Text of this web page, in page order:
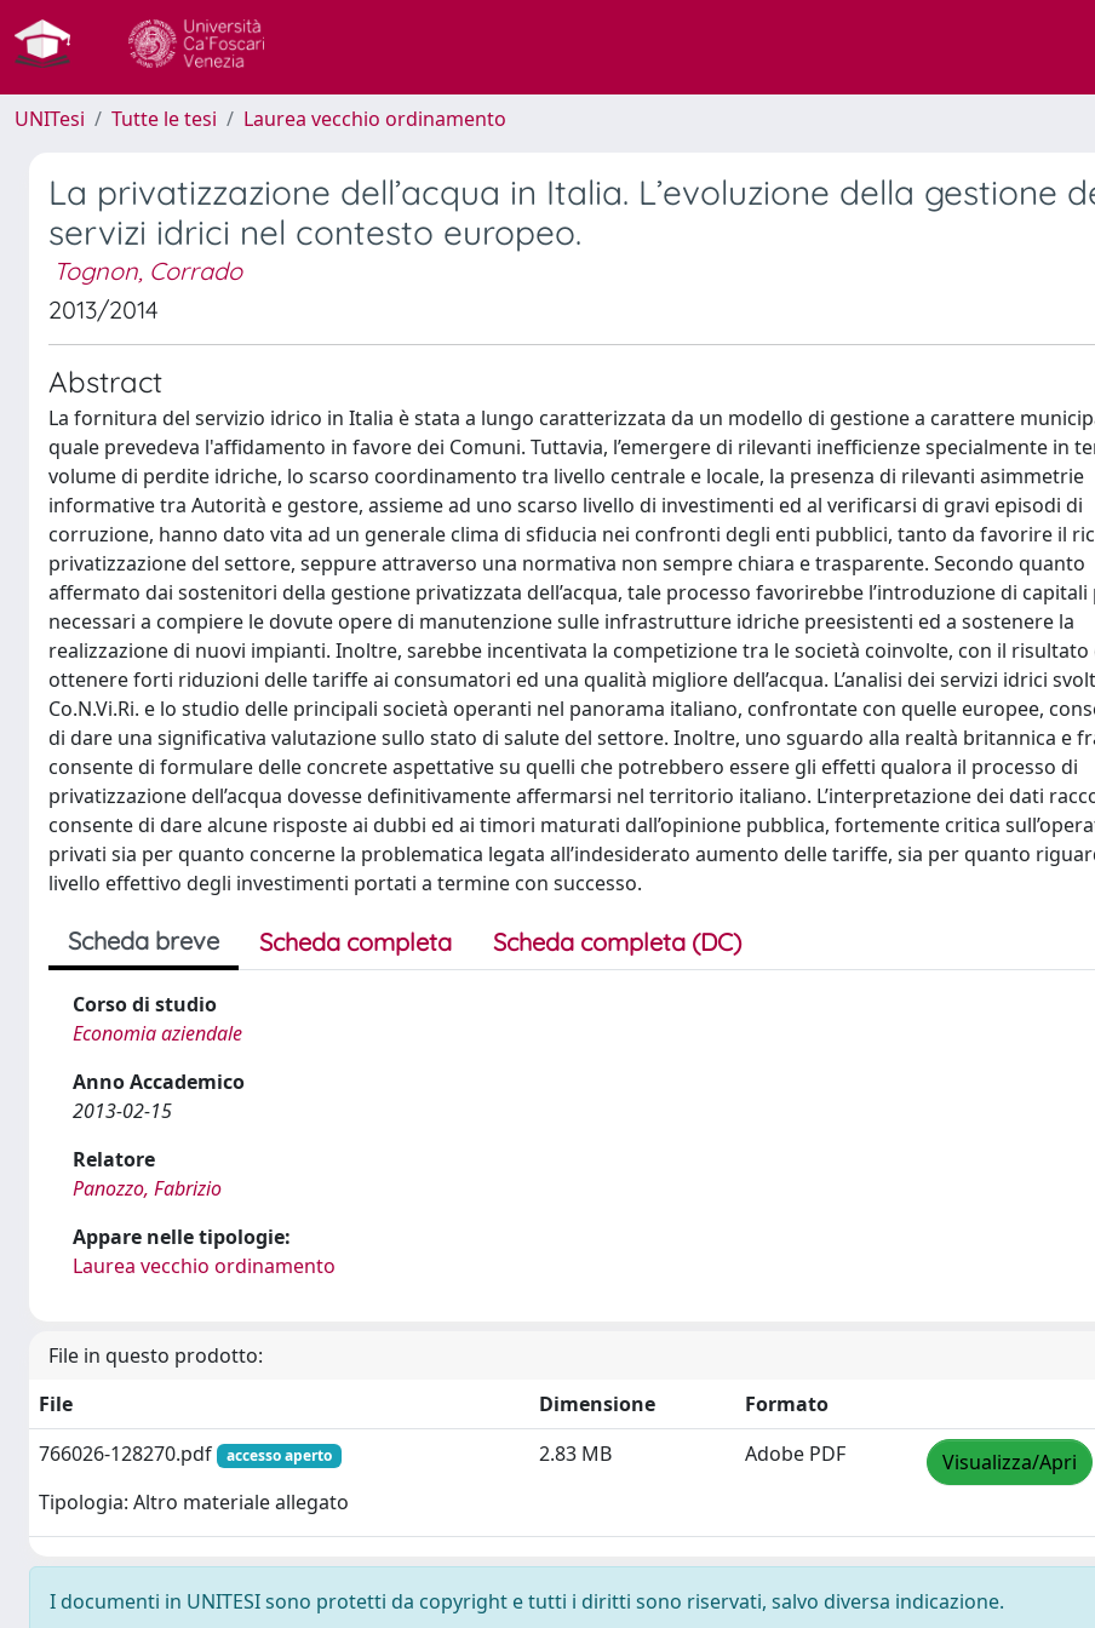
UNITesi Tutte le tesi Laurea vecchio ordinamento
La privatizzazione dell’acqua in Italia. L’evoluzione della gestione
servizi idrici nel contesto europeo.
Tognon, Corrado
2013/2014
Abstract
La fornitura del servizio idrico in Italia è stata a lungo caratterizzata da un modello di gestione a carattere
quale prevedeva l'affidamento in favore dei Comuni. Tuttavia, l’emergere di rilevanti inefficienze specialmente in
volume di perdite idriche, lo scarso coordinamento tra livello centrale e locale, la presenza di rilevanti asimmetrie
informative tra Autorità e gestore, assieme ad uno scarso livello di investimenti ed al verificarsi di gravi episodi di
corruzione, hanno dato vita ad un generale clima di sfiducia nei confronti degli enti pubblici, tanto da favorire il
privatizzazione del settore, seppure attraverso una normativa non sempre chiara e trasparente. Secondo quanto
affermato dai sostenitori della gestione privatizzata dell’acqua, tale processo favorirebbe l’introduzione di capitali
necessari a compiere le dovute opere di manutenzione sulle infrastrutture idriche preesistenti ed a sostenere la
realizzazione di nuovi impianti. Inoltre, sarebbe incentivata la competizione tra le società coinvolte, con il risultato
ottenere forti riduzioni delle tariffe ai consumatori ed una qualità migliore dell’acqua. L’analisi dei servizi idrici
Co.N.Vi.Ri. e lo studio delle principali società operanti nel panorama italiano, confrontate con quelle europee,
di dare una significativa valutazione sullo stato di salute del settore. Inoltre, uno sguardo alla realtà britannica e
consente di formulare delle concrete aspettative su quelli che potrebbero essere gli effetti qualora il processo di
privatizzazione dell’acqua dovesse definitivamente affermarsi nel territorio italiano. L’interpretazione dei dati
consente di dare alcune risposte ai dubbi ed ai timori maturati dall’opinione pubblica, fortemente critica
privati sia per quanto concerne la problematica legata all’indesiderato aumento delle tariffe, sia per quanto
livello effettivo degli investimenti portati a termine con successo.
Scheda breve Scheda completa Scheda completa (DC)
Corso di studio
Economia aziendale
Anno Accademico
2013-02-15
Relatore
Panozzo, Fabrizio
Appare nelle tipologie:
Laurea vecchio ordinamento
File in questo prodotto:
File
Dimensione
Formato
766026-128270.pdf
accesso aperto
Tipologia: Altro materiale allegato
2.83 MB Adobe PDF Visualizza/Apri
I documenti in UNITESI sono protetti da copyright e tutti i diritti sono riservati, salvo diversa indicazione.